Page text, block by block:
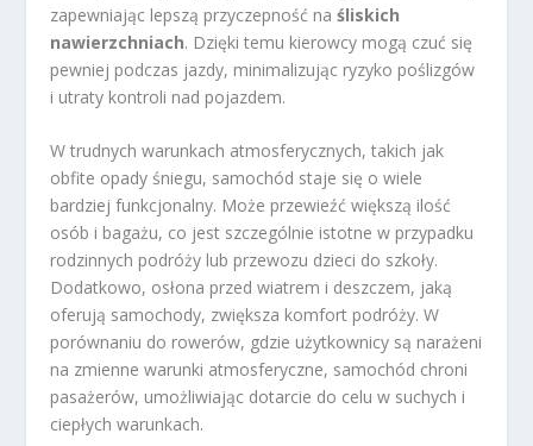
zapewniając lepszą przyczepność naśliskich
nawierzchniach. Dzięki temu kierowcy mogą czuć się
pewniej podczas jazdy, minimalizując ryzyko poślizgów
i utraty kontroli nad pojazdem.
W trudnych warunkach atmosferycznych, takich jak
obfite opady śniegu, samochód staje się o wiele
bardziej funkcjonalny. Może przewieźć większą ilość
osób i bagażu, co jest szczególnie istotne w przypadku
rodzinnych podróży lub przewozu dzieci do szkoły.
Dodatkowo, osłona przed wiatrem i deszczem, jaką
oferują samochody, zwiększa komfort podróży. W
porównaniu do rowerów, gdzie użytkownicy są narażeni
na zmienne warunki atmosferyczne, samochód chroni
pasażerów, umożliwiając dotarcie do celu w suchych i
ciepłych warunkach.